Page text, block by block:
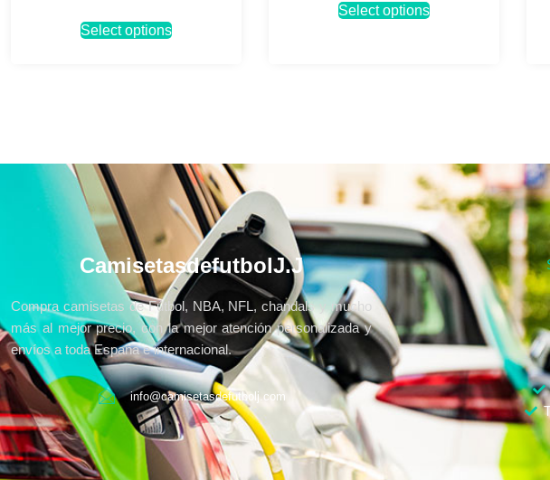
Select options
Select options
CamisetasdefutbolJ.J
Compra camisetas de Fútbol, NBA, NFL, chandals y mucho
más al mejor precio, con la mejor atención personalizada y
envíos a toda España e internacional.
info@camisetasdefutbolj.com